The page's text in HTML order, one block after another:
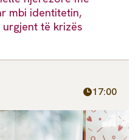
mbi identitetin,
të krizës
17:00